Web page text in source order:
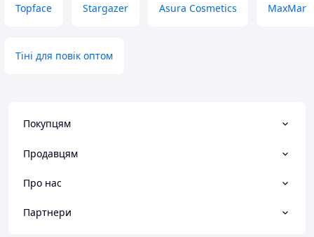
Topface Stargazer Asura Cosmetics MaxMar
Тіні для повік оптом
Покупцям
Продавцям
Про нас
Партнери